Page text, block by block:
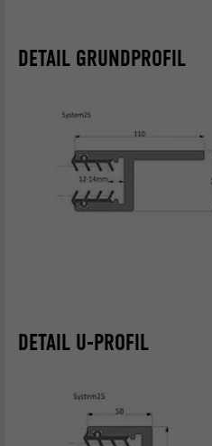
DETAIL GRUNDPROFIL
DETAIL U-PROFIL